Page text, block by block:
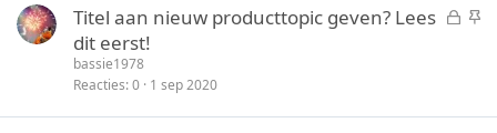
G S
Titel aan nieuw producttopic geven? Lees
dit eerst!
bassie1978
Reacties 0 1 sep 2020